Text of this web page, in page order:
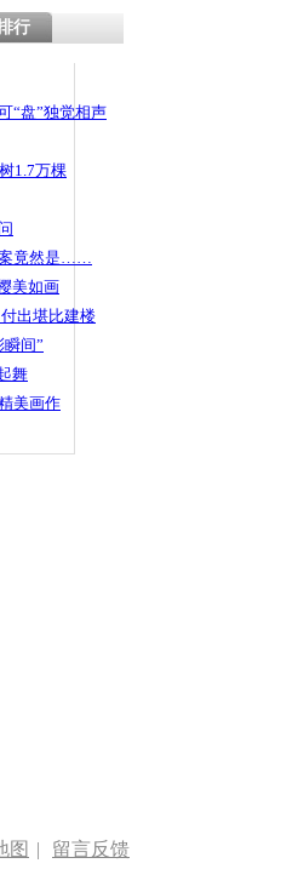
行
“盘”独觉相声
1.7万棵
竟然是……
美如画
出堪比建楼
间”
舞
美画作
图 | 留言反馈